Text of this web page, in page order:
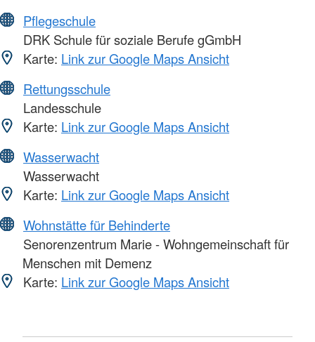
Pflegeschule
DRK Schule für soziale Berufe gGmbH
Karte: Link zur Google Maps Ansicht
Rettungsschule
Landesschule
Karte: Link zur Google Maps Ansicht
Wasserwacht
Wasserwacht
Karte: Link zur Google Maps Ansicht
Wohnstätte für Behinderte
Senorenzentrum Marie - Wohngemeinschaft für
Menschen mit Demenz
Karte: Link zur Google Maps Ansicht